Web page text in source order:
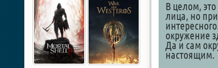
В целом,
лица, но
окружение
Да и сам
настоящим.